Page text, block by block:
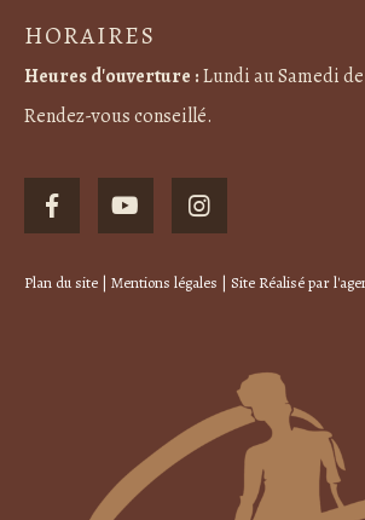
HORAIRES
Heures d'ouverture :Lundi au Samedi
Rendez-vous conseillé.
Plan du site | Mentions légales | Site Réalisé par